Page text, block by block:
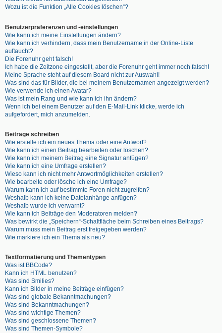
Wozu ist die Funktion „Alle Cookies löschen“?
Benutzerpräferenzen und -einstellungen
Wie kann ich meine Einstellungen ändern?
Wie kann ich verhindern, dass mein Benutzername in der Online-Liste
auftaucht?
Die Forenuhr geht falsch!
Ich habe die Zeitzone eingestellt, aber die Forenuhr geht immer noch falsch!
Meine Sprache steht auf diesem Board nicht zur Auswahl!
Was sind das für Bilder, die bei meinem Benutzernamen angezeigt werden?
Wie verwende ich einen Avatar?
Was ist mein Rang und wie kann ich ihn ändern?
Wenn ich bei einem Benutzer auf den E-Mail-Link klicke, werde ich
aufgefordert, mich anzumelden.
Beiträge schreiben
Wie erstelle ich ein neues Thema oder eine Antwort?
Wie kann ich einen Beitrag bearbeiten oder löschen?
Wie kann ich meinem Beitrag eine Signatur anfügen?
Wie kann ich eine Umfrage erstellen?
Wieso kann ich nicht mehr Antwortmöglichkeiten erstellen?
Wie bearbeite oder lösche ich eine Umfrage?
Warum kann ich auf bestimmte Foren nicht zugreifen?
Weshalb kann ich keine Dateianhänge anfügen?
Weshalb wurde ich verwarnt?
Wie kann ich Beiträge den Moderatoren melden?
Was bewirkt die „Speichern“-Schaltfläche beim Schreiben eines Beitrags?
Warum muss mein Beitrag erst freigegeben werden?
Wie markiere ich ein Thema als neu?
Textformatierung und Thementypen
Was ist BBCode?
Kann ich HTML benutzen?
Was sind Smilies?
Kann ich Bilder in meine Beiträge einfügen?
Was sind globale Bekanntmachungen?
Was sind Bekanntmachungen?
Was sind wichtige Themen?
Was sind geschlossene Themen?
Was sind Themen-Symbole?